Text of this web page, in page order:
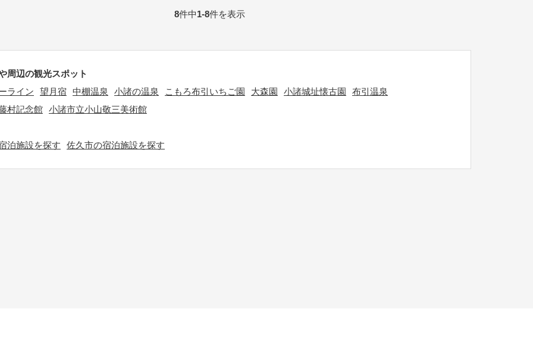
8件中1-8件を表示
周辺の観光スポット
ライン
望月宿 中棚温泉 小諸の温泉 こもろ布引いちご園 大森園 小諸城址懐古園
布引温泉
村記念館 小諸市立小山敬三美術館
泊施設を探す
佐久市の宿泊施設を探す